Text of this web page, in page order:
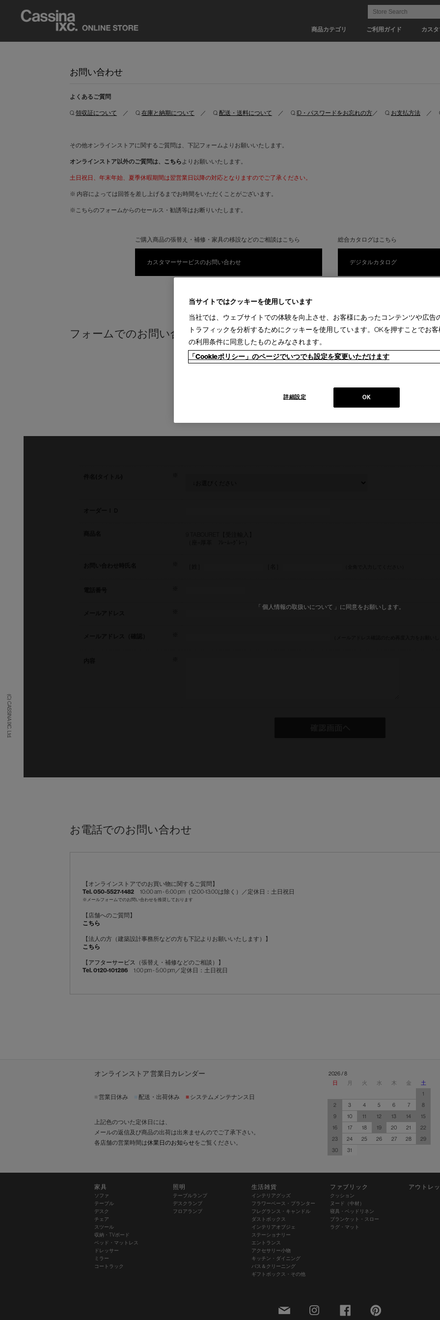
商品カテゴリ ご利用ガイド カス
(C) CASSINA IXC. Ltd.
お問い合わせ
よくあるご質問
Q.領収証について ／ Q.在庫と納期について ／ Q. 配送・送料について ／ Q. ID・パスワードをお忘れの方／ Q. お支払方法 ／
その他オンラインストアに関するご質問は、下記フォームよりお願いいたします。
オンラインストア以外のご質問は、 こちらよりお願いいたします。
土日祝日、年末年始、夏季休暇期間は翌営業日以降の対応となりますのでご了承ください。
※ 内容によっては回答を差し上げるまでお時間をいただくことがございます。
※こちらのフォームからのセールス・勧誘等はお断りいたします。
ご購入商品の張替え・補修・家具の移設などのご相談はこちら
カスタマーサービスのお問い合わせ
総合カタログはこちら
デジタルカタログ
フォームでのお問い合わせ
個人情報の取扱いに同意するしてフォームの入力に進む
「 個人情報の取扱いについて 」に同意をお願いします。
お電話でのお問い合わせ
【オンラインストアでのお買い物に関するご質問】
Tel. 050-5527-1482 10:00 am - 6:00 pm（12:00-13:00は除く）／定休日：土日祝日
※メールフォームでのお問い合わせを推奨しております
【店舗へのご質問】
こちら
【法人の方（建築設計事務所などの方も下記よりお願いいたします）】
こちら
【 アフターサービス （張替え・補修などのご相談）】
Tel. 0120-101286 1:00 pm - 5:00 pm／定休日：土日祝日
オンラインストア 営業日カレンダー
営業日休み 配送・出荷休み ■ システムメンテナンス日
上記色のついた定休日には、
メールの返信及び商品の出荷は出来ませんのでご了承下さい。
各店舗の営業時間は休業日のお知らせをご覧ください。
2026 / 8
日
月 火 水 木 金
土
1
2
3 4 5 6 7
8
9
10 11 12 13 14
15
16
17 18 19 20 21
22
23
24 25 26 27 28
29
30
31
家具
ソファ
テーブル
デスク
チェア
スツール
収納・TVボード
ベッド・マットレス
ドレッサー
ミラー
コートラック
照明
テーブルランプ
デスクランプ
フロアランプ
生活雑貨
インテリアグッズ
フラワーベース・プランター
フレグランス・キャンドル
ダストボックス
インテリアオブジェ
ステーショナリー
エントランス
アクセサリー小物
キッチン・ダイニング
バス＆クリーニング
ギフトボックス・その他
ファブリック
クッション
ヌード（中材）
寝具・ベッドリネン
ブランケット・スロー
ラグ・マット
アウトレ
当サイトではクッキーを使用しています
当社では、ウェブサイトでの体験を向上させ、お客様にあったコンテンツや広告
トラフィックを分析するためにクッキーを使用しています。OKを押すことでお
の利用条件に同意したものとみなされます。
「Cookieポリシー」のページでいつでも設定を変更いただけます
OK
詳細設定